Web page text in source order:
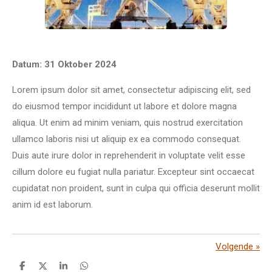
Datum: 31 Oktober 2024
Lorem ipsum dolor sit amet, consectetur adipiscing elit, sed
do eiusmod tempor incididunt ut labore et dolore magna
aliqua. Ut enim ad minim veniam, quis nostrud exercitation
ullamco laboris nisi ut aliquip ex ea commodo consequat.
Duis aute irure dolor in reprehenderit in voluptate velit esse
cillum dolore eu fugiat nulla pariatur. Excepteur sint occaecat
cupidatat non proident, sunt in culpa qui officia deserunt mollit
anim id est laborum.
Volgende »
D D S D